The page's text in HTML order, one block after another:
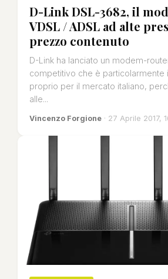
D-Link DSL-3682, il
VDSL / ADSL ad alte
prezzo contenuto
D-Link ha lanciato un modem-
competitivo che è particolarmente
proprio per il mercato italiano,
alle...
Vincenzo Forgione · 27 Aprile 2017,